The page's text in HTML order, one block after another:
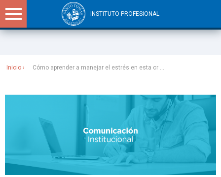
INSTITUTO PROFESIONAL
Inicio Cómo aprender a manejar el estrés en esta cr ...